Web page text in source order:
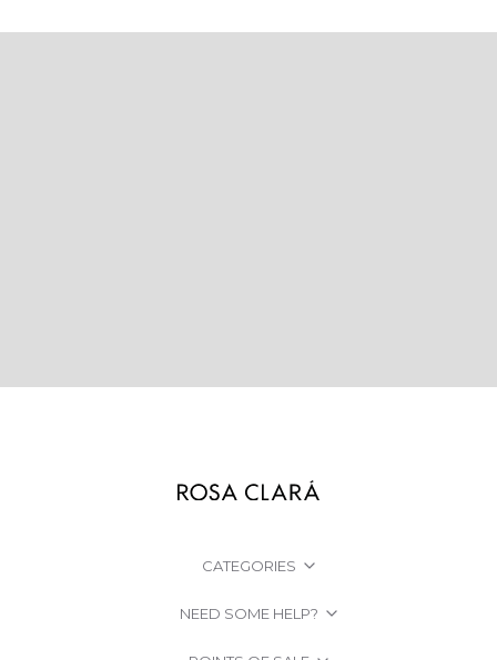
CATEGORIES
NEED SOME HELP?